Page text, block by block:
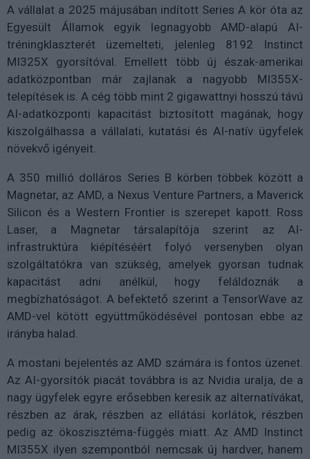
A vállalat a 2025 májusában indított Series A kör óta az
Egyesült Államok egyik legnagyobb AMD-alapú AI-
tréningklaszterét üzemelteti, jelenleg 8192 Instinct
MI325X gyorsítóval. Emellett több új észak-amerikai
adatközpontban már zajlanak a nagyobb MI355X-
telepítések is. A cég több mint 2 gigawattnyi hosszú távú
AI-adatközponti kapacitást biztosított magának, hogy
kiszolgálhassa a vállalati, kutatási és AI-natív ügyfelek
növekvő igényeit.
A 350 millió dolláros Series B körben többek között a
Magnetar, az AMD, a Nexus Venture Partners, a Maverick
Silicon és a Western Frontier is szerepet kapott. Ross
Laser, a Magnetar társalapítója szerint az AI-
infrastruktúra kiépítéséért folyó versenyben olyan
szolgáltatókra van szükség, amelyek gyorsan tudnak
kapacitást adni anélkül, hogy feláldoznák a
megbízhatóságot. A befektető szerint a TensorWave az
AMD-vel kötött együttműködésével pontosan ebbe az
irányba halad.
A mostani bejelentés az AMD számára is fontos üzenet.
Az AI-gyorsítók piacát továbbra is az Nvidia uralja, de a
nagy ügyfelek egyre erősebben keresik az alternatívákat,
részben az árak, részben az ellátási korlátok, részben
pedig az ökoszisztéma-függés miatt. Az AMD Instinct
MI355X ilyen szempontból nemcsak új hardver, hanem